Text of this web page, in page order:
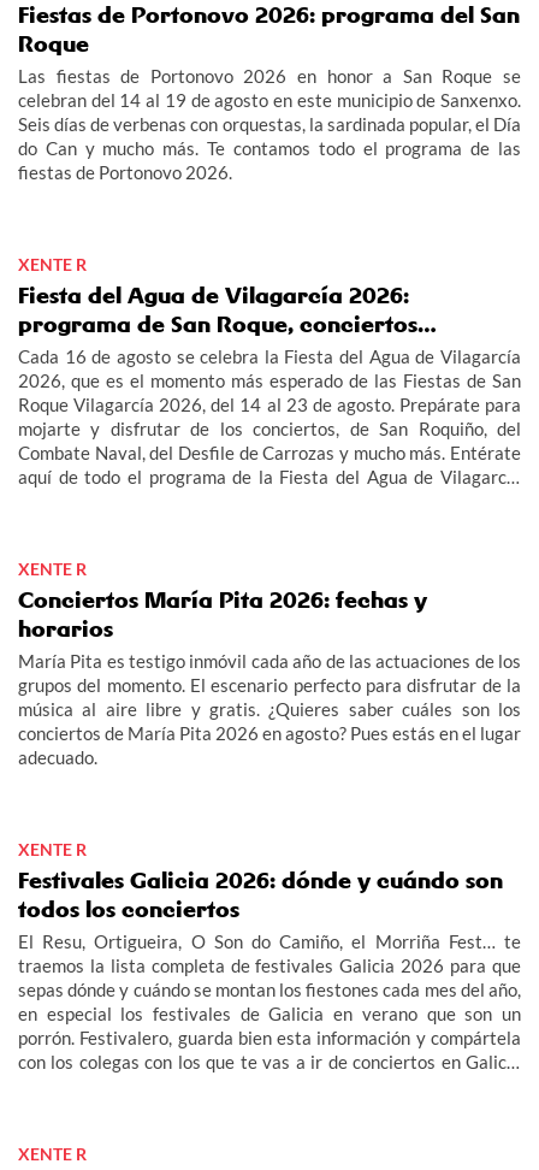
Fiestas de Portonovo 2026: programa del San
Roque
Las fiestas de Portonovo 2026 en honor a San Roque se
celebran del 14 al 19 de agosto en este municipio de Sanxenxo.
Seis días de verbenas con orquestas, la sardinada popular, el Día
do Can y mucho más. Te contamos todo el programa de las
fiestas de Portonovo 2026.
XENTE R
Fiesta del Agua de Vilagarcía 2026:
programa de San Roque, conciertos…
Cada 16 de agosto se celebra la Fiesta del Agua de Vilagarcía
2026, que es el momento más esperado de las Fiestas de San
Roque Vilagarcía 2026, del 14 al 23 de agosto. Prepárate para
mojarte y disfrutar de los conciertos, de San Roquiño, del
Combate Naval, del Desfile de Carrozas y mucho más. Entérate
aquí de todo el programa de la Fiesta del Agua de Vilagarcía
XENTE R
Conciertos María Pita 2026: fechas y
horarios
María Pita es testigo inmóvil cada año de las actuaciones de los
grupos del momento. El escenario perfecto para disfrutar de la
música al aire libre y gratis. ¿Quieres saber cuáles son los
conciertos de María Pita 2026 en agosto? Pues estás en el lugar
adecuado.
XENTE R
Festivales Galicia 2026: dónde y cuándo son
todos los conciertos
El Resu, Ortigueira, O Son do Camiño, el Morriña Fest… te
traemos la lista completa de festivales Galicia 2026 para que
sepas dónde y cuándo se montan los fiestones cada mes del año,
en especial los festivales de Galicia en verano que son un
porrón. Festivalero, guarda bien esta información y compártela
con los colegas con los que te vas a ir de conciertos en Galicia
XENTE R